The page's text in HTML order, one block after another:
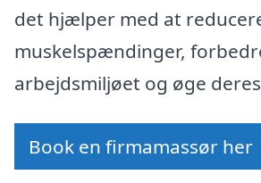
det hjælper med at
muskelspændinger,
arbejdsmiljøet og øge
Book en firmamassør her